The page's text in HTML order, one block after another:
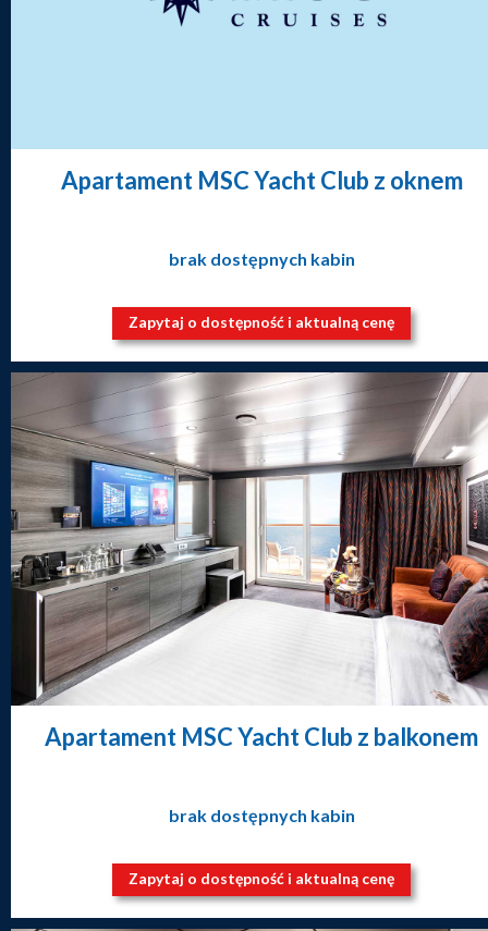
Apartament MSC Yacht Club z oknem
brak dostępnych kabin
Zapytaj o dostępność i aktualną cenę
Apartament MSC Yacht Club z balkonem
brak dostępnych kabin
Zapytaj o dostępność i aktualną cenę